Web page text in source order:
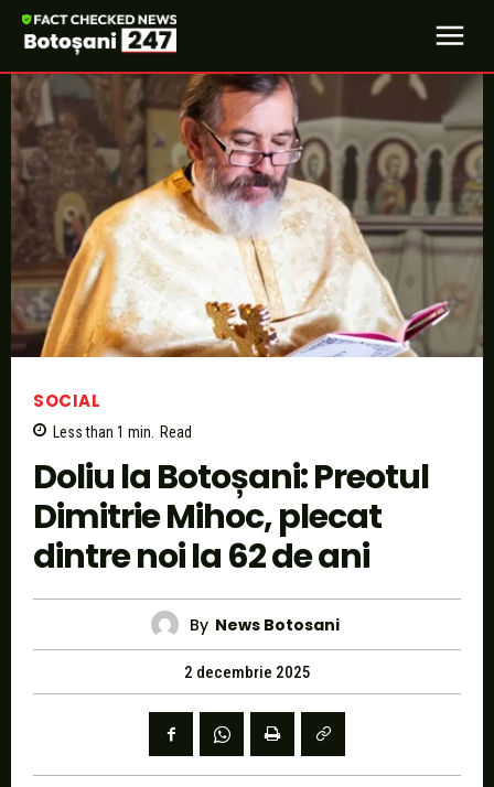
SOCIAL
Less than 1 min. Read
Doliu la Botoșani: Preotul
Dimitrie Mihoc, plecat
dintre noi la 62 de ani
By News Botosani
2 decembrie 2025